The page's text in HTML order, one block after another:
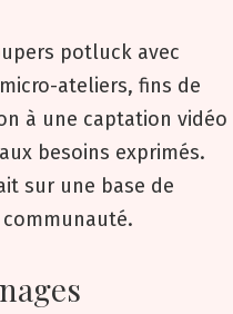
potluck avec
ateliers, fins de
à une captation vidéo
besoins exprimés.
sur une base de